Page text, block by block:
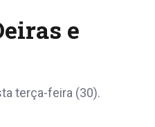
e
terça-feira (30).